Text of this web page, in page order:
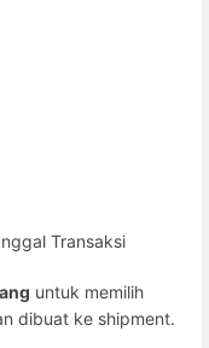
Transaksi
untuk memilih
dibuat ke shipment.